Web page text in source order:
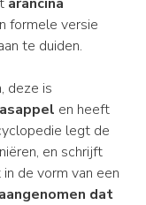
formele versie
te duiden.
deze is
en heeft
legt de
en schrijft
de vorm van een
dat